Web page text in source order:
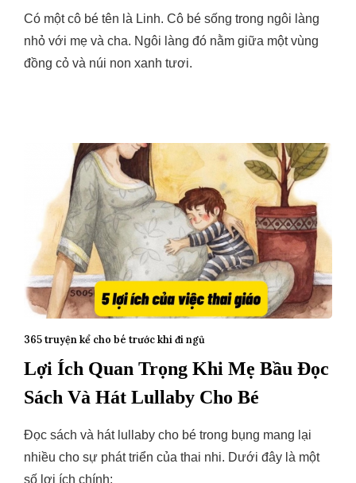
Có một cô bé tên là Linh. Cô bé sống trong ngôi làng
nhỏ với mẹ và cha. Ngôi làng đó nằm giữa một vùng
đồng cỏ và núi non xanh tươi.
365 truyện kể cho bé trước khi đi ngủ
Lợi Ích Quan Trọng Khi Mẹ Bầu Đọc
Sách Và Hát Lullaby Cho Bé
Đọc sách và hát lullaby cho bé trong bụng mang lại
nhiều cho sự phát triển của thai nhi. Dưới đây là một
số lợi ích chính: